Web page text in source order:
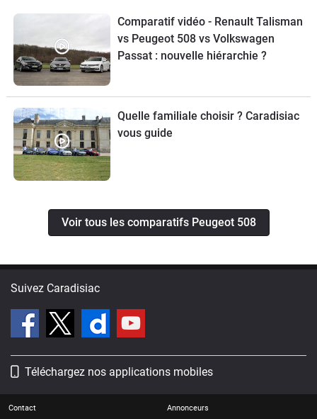
Comparatif vidéo - Renault Talisman
vs Peugeot 508 vs Volkswagen
Passat : nouvelle hiérarchie ?
Quelle familiale choisir ? Caradisiac
vous guide
Voir tous les comparatifs Peugeot 508
Suivez Caradisiac
Téléchargez nos applications mobiles
Contact Annonceurs